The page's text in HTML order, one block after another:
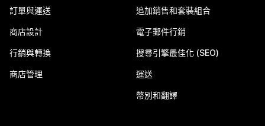
訂單與運送
商店設計
行銷與轉換
商店管理
追加銷售和套裝組合
電子郵件行銷
搜尋引擎最佳化 (SEO)
運送
幣別和翻譯